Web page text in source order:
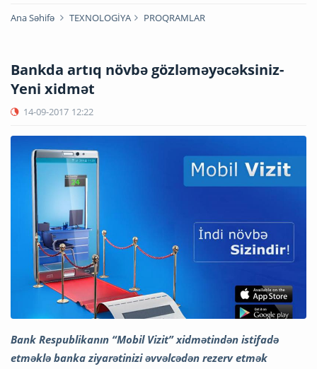
Ana Səhifə TEXNOLOGİYA PROQRAMLAR
Bankda artıq növbə gözləməyəcəksiniz-
Yeni xidmət
14-09-2017 12:22
Bank Respublikanın “Mobil Vizit” xidmətindən istifadə
etməklə banka ziyarətinizi əvvəlcədən rezerv etmək